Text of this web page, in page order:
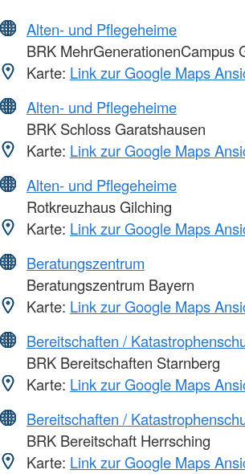
Alten- und Pflegeheime
BRK MehrGenerationenCampus
Karte: Link zur Google Maps
Alten- und Pflegeheime
BRK Schloss Garatshausen
Karte: Link zur Google Maps
Alten- und Pflegeheime
Rotkreuzhaus Gilching
Karte: Link zur Google Maps
Beratungszentrum
Beratungszentrum Bayern
Karte: Link zur Google Maps
Bereitschaften /
BRK Bereitschaften Starnberg
Karte: Link zur Google Maps
Bereitschaften /
BRK Bereitschaft Herrsching
Karte: Link zur Google Maps